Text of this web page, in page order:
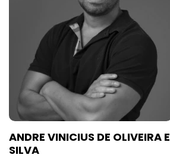
ANDRE VINICIUS DE OLIVEIRA E
SILVA